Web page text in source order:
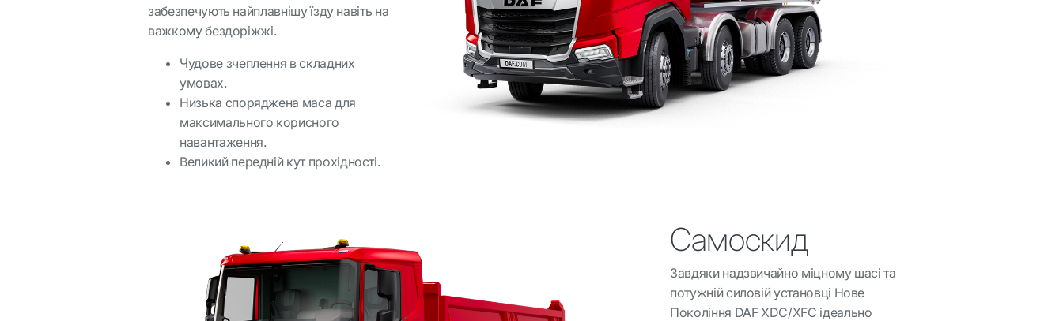
забезпечують найплавнішу їзду навіть на
важкому бездоріжжі.
Чудове зчеплення в складних
умовах.
Низька споряджена маса для
максимального корисного
навантаження.
Великий передній кут прохідності.
Самоскид
Завдяки надзвичайно міцному шасі та
потужній силовій установці Нове
Покоління DAF XDC/XFC ідеально